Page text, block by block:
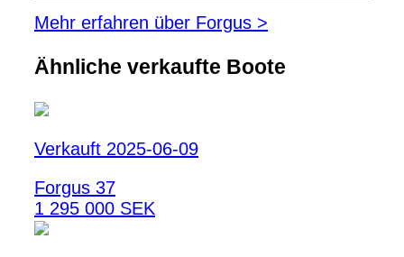
Mehr erfahren über Forgus >
Ähnliche verkaufte Boote
Verkauft 2025-06-09
Forgus 37
1 295 000 SEK